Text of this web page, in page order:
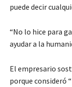
puede decir
“No lo hice para
ayudar a la
El empresario
porque consideró